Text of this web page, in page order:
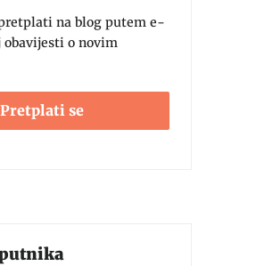
na blog putem e-
o novim
Pretplati se